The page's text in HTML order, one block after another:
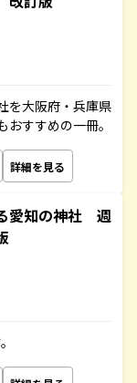
を大阪府・兵庫県
すすめの一冊。
詳細を見る
愛知の神社 週